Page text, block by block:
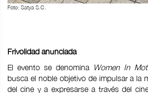
Foto: Satya S.C.
Frivolidad anunciada
El evento se denomina Women In
busca el noble objetivo de impulsar a la
del cine y a expresarse a través del